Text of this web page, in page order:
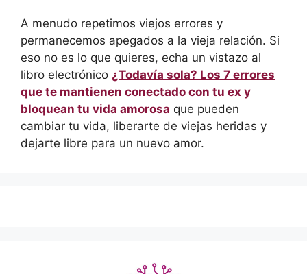
A menudo repetimos viejos errores y
permanecemos apegados a la vieja relación. Si
eso no es lo que quieres, echa un vistazo al
libro electrónico ¿Todavía sola? Los 7 errores
que te mantienen conectado con tu ex y
bloquean tu vida amorosa que pueden
cambiar tu vida, liberarte de viejas heridas y
dejarte libre para un nuevo amor.